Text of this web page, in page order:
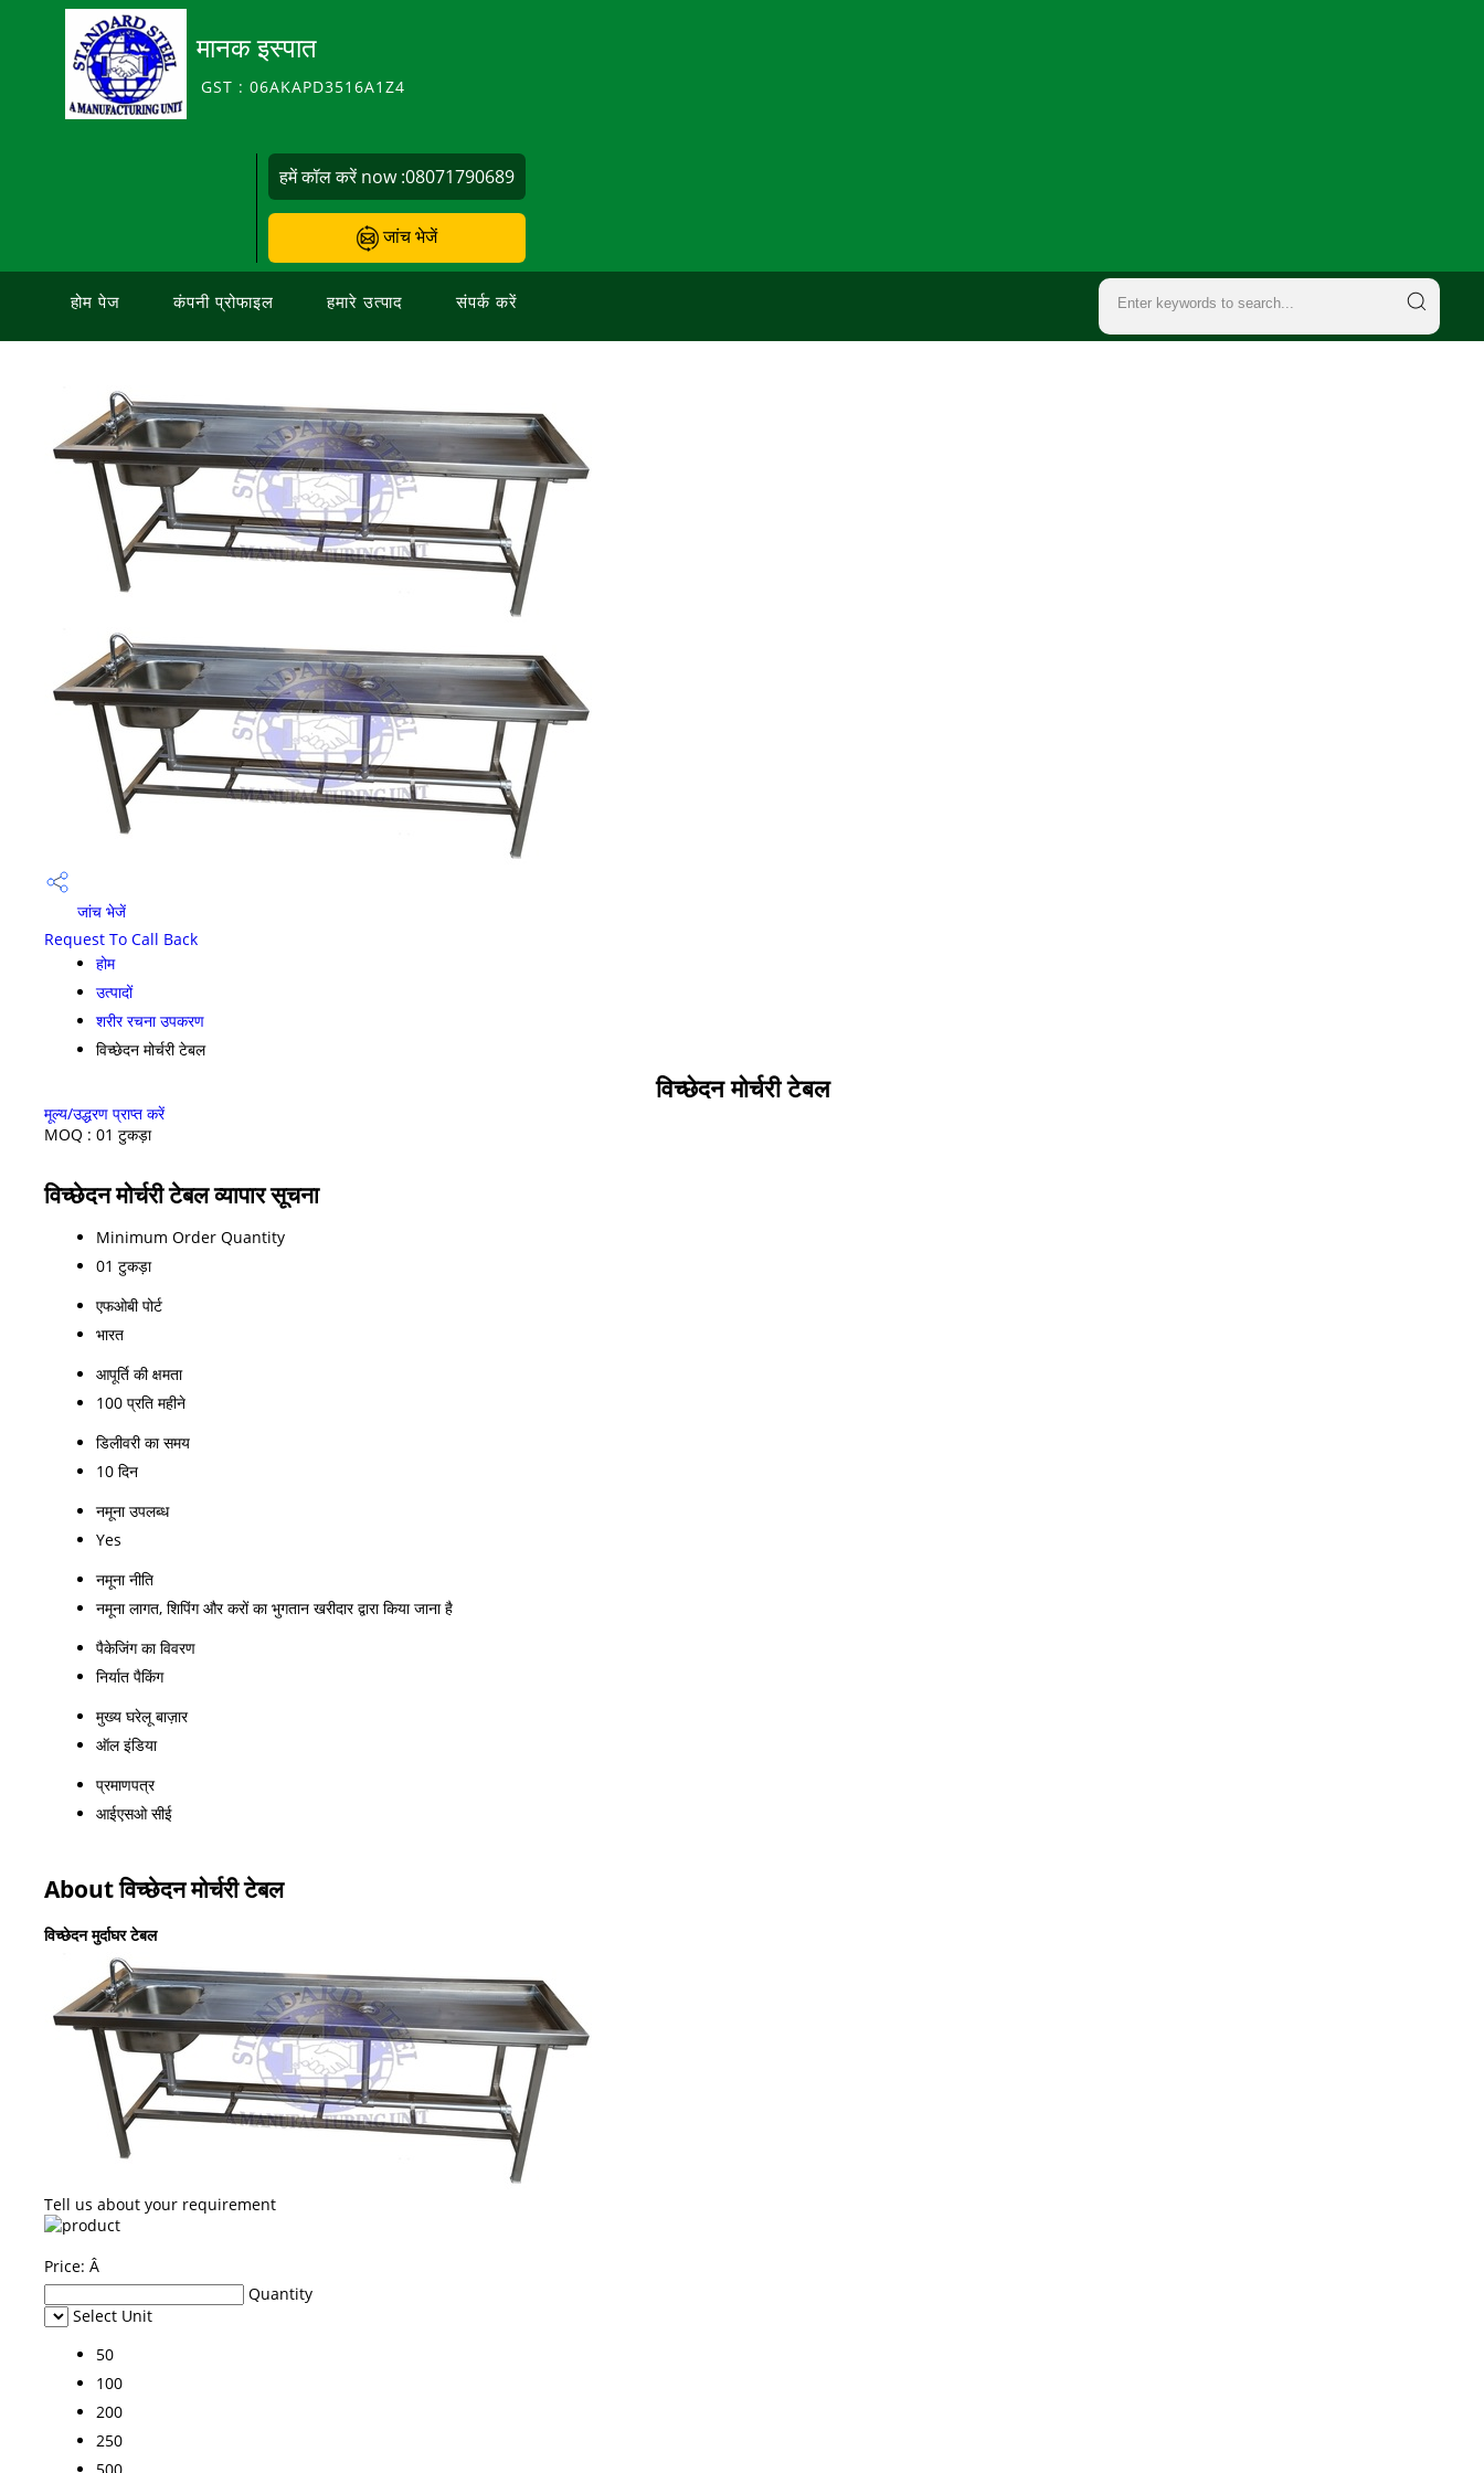
मानक इस्पात
GST : 06AKAPD3516A1Z4
हमें कॉल करें now :08071790689
जांच भेजें
होम पेज कंपनी प्रोफाइल हमारे उत्पाद संपर्क करें
जांच भेजें
Request To Call Back
होम
उत्पादों
शरीर रचना उपकरण
विच्छेदन मोर्चरी टेबल
विच्छेदन मोर्चरी टेबल
मूल्य/उद्धरण प्राप्त करें
MOQ : 01 टुकड़ा
विच्छेदन मोर्चरी टेबल व्यापार सूचना
Minimum Order Quantity
01 टुकड़ा
एफओबी पोर्ट
भारत
आपूर्ति की क्षमता
100 प्रति महीने
डिलीवरी का समय
10 दिन
नमूना उपलब्ध
Yes
नमूना नीति
नमूना लागत, शिपिंग और करों का भुगतान खरीदार द्वारा किया जाना है
पैकेजिंग का विवरण
निर्यात पैकिंग
मुख्य घरेलू बाज़ार
ऑल इंडिया
प्रमाणपत्र
आईएसओ सीई
About विच्छेदन मोर्चरी टेबल
विच्छेदन मुर्दाघर टेबल
Tell us about your requirement
Price: Â
Quantity
Select Unit
50
100
200
250